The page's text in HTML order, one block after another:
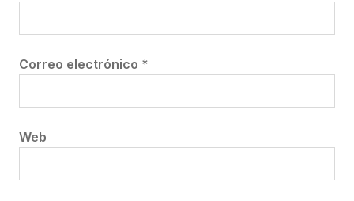
Correo electrónico *
Web